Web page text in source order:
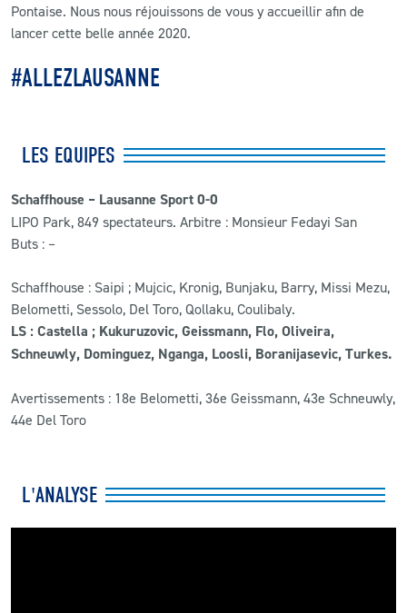
Pontaise. Nous nous réjouissons de vous y accueillir afin de
lancer cette belle année 2020.
#ALLEZLAUSANNE
LES EQUIPES
Schaffhouse – Lausanne Sport 0-0
LIPO Park, 849 spectateurs. Arbitre : Monsieur Fedayi San
Buts : –
Schaffhouse : Saipi ; Mujcic, Kronig, Bunjaku, Barry, Missi Mezu,
Belometti, Sessolo, Del Toro, Qollaku, Coulibaly.
LS : Castella ; Kukuruzovic, Geissmann, Flo, Oliveira,
Schneuwly, Dominguez, Nganga, Loosli, Boranijasevic, Turkes.
Avertissements : 18e Belometti, 36e Geissmann, 43e Schneuwly,
44e Del Toro
L'ANALYSE